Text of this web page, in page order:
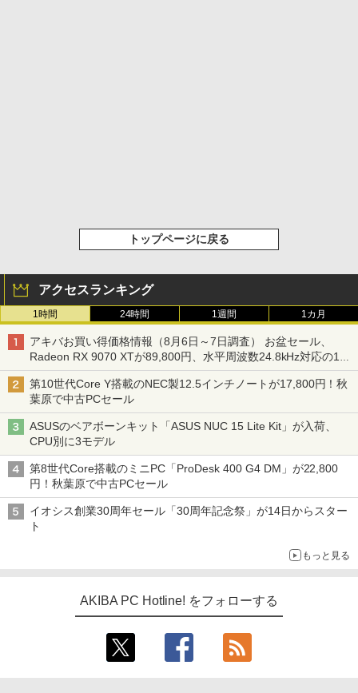
トップページに戻る
アクセスランキング
1時間 24時間 1週間 1カ月
アキバお買い得価格情報（8月6日～7日調査） お盆セール、
Radeon RX 9070 XTが89,800円、水平周波数24.8kHz対応の17
型モニターが9,801円、暑さ指数連動セール ほか
第10世代Core Y搭載のNEC製12.5インチノートが17,800円！秋
葉原で中古PCセール
ASUSのベアボーンキット「ASUS NUC 15 Lite Kit」が入荷、
CPU別に3モデル
第8世代Core搭載のミニPC「ProDesk 400 G4 DM」が22,800
円！秋葉原で中古PCセール
イオシス創業30周年セール「30周年記念祭」が14日からスター
ト
もっと見る
AKIBA PC Hotline! をフォローする